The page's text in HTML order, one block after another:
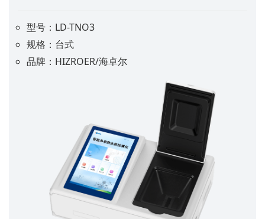
型号：LD-TNO3
规格：台式
品牌：HIZROER/海卓尔